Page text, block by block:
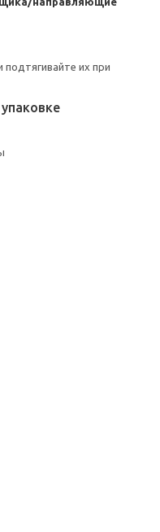
подтягивайте их при